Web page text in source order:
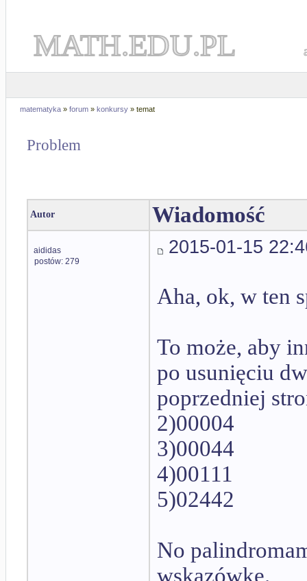
MATH.EDU.PL
matematyka » forum » konkursy » temat
Problem
Autor Wiadomość
aididas
postów: 279
2015-01-15
Aha, ok, w ten
To może, aby
po usunięciu
poprzedniej
2)00004
3)00044
4)00111
5)02442
No
wskazówkę.